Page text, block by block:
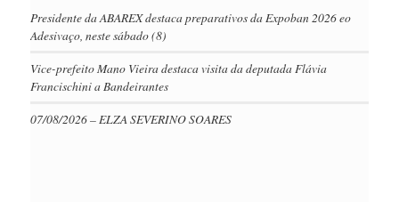
Presidente da ABAREX destaca preparativos da Expoban 2026 eo
Adesivaço, neste sábado (8)
Vice-prefeito Mano Vieira destaca visita da deputada Flávia
Francischini a Bandeirantes
07/08/2026 – ELZA SEVERINO SOARES